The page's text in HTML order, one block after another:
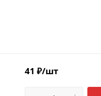
41 ₽/шт